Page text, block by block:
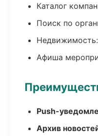
Каталог
Поиск по
Афиша
Push-
Архив